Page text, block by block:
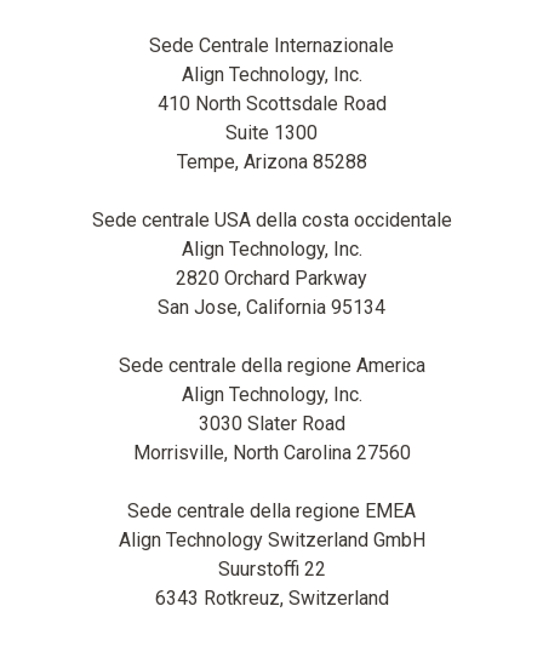
Sede Centrale Internazionale
Align Technology, Inc.
410 North Scottsdale Road
Suite 1300
Tempe, Arizona 85288
Sede centrale USA della costa occidentale
Align Technology, Inc.
2820 Orchard Parkway
San Jose, California 95134
Sede centrale della regione America
Align Technology, Inc.
3030 Slater Road
Morrisville, North Carolina 27560
Sede centrale della regione EMEA
Align Technology Switzerland GmbH
Suurstoffi 22
6343 Rotkreuz, Switzerland